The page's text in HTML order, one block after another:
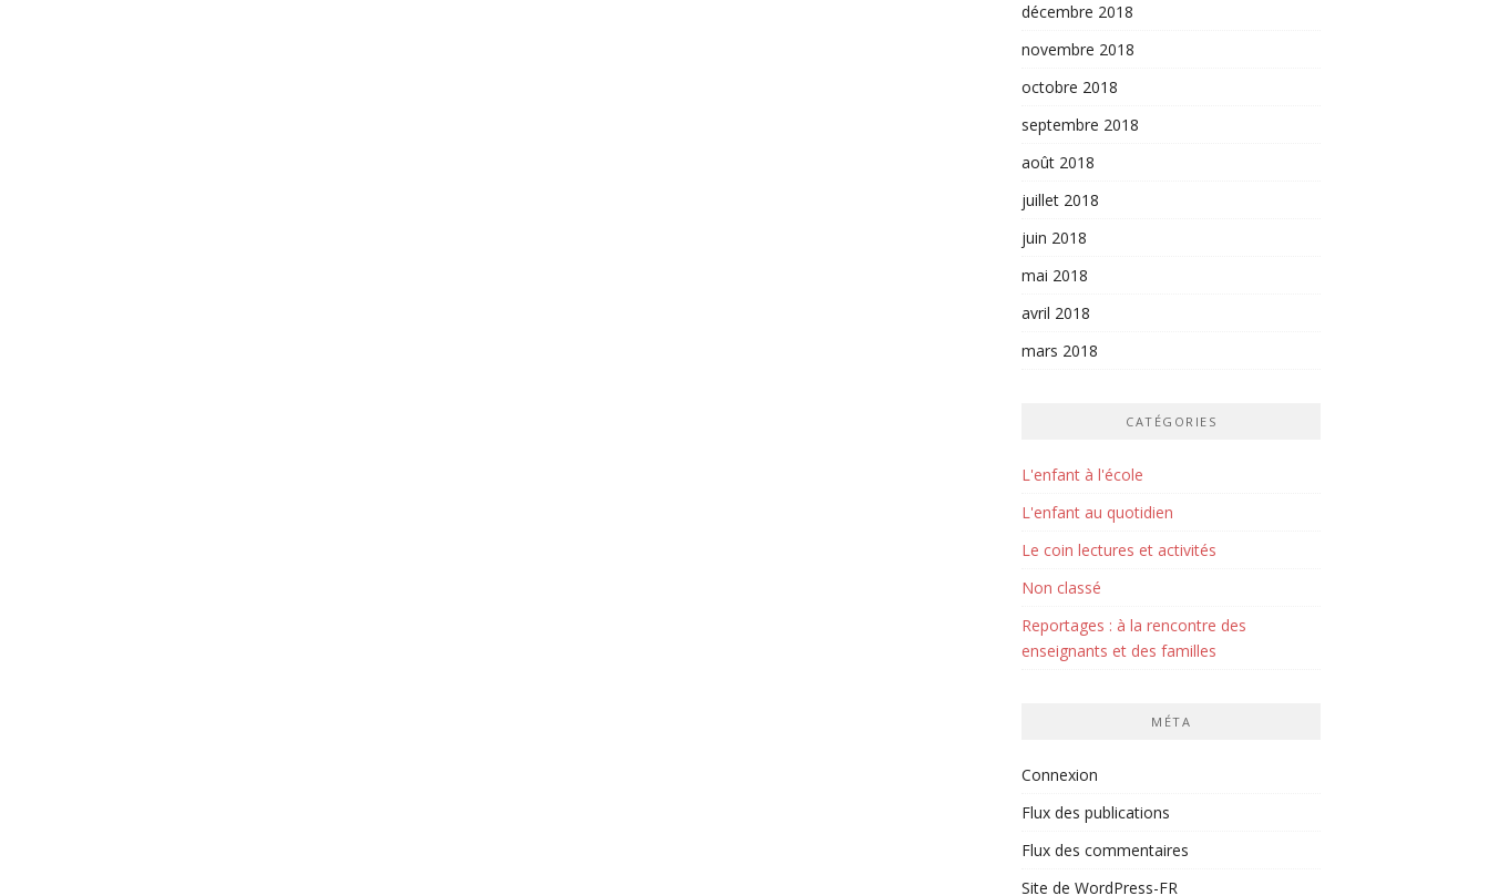
décembre 2018
novembre 2018
octobre 2018
septembre 2018
août 2018
juillet 2018
juin 2018
mai 2018
avril 2018
mars 2018
CATÉGORIES
L'enfant à l'école
L'enfant au quotidien
Le coin lectures et activités
Non classé
Reportages : à la rencontre des
enseignants et des familles
MÉTA
Connexion
Flux des publications
Flux des commentaires
Site de WordPress-FR